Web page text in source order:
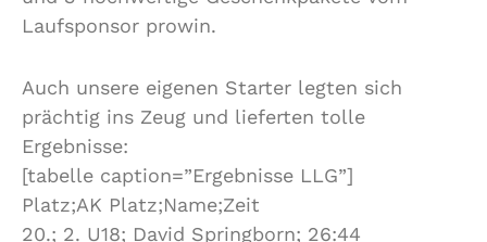
Laufsponsor prowin.
Auch unsere eigenen Starter legten sich
prächtig ins Zeug und lieferten tolle
Ergebnisse:
[tabelle caption=”Ergebnisse LLG”]
Platz;AK Platz;Name;Zeit
20.; 2. U18; David Springborn; 26:44